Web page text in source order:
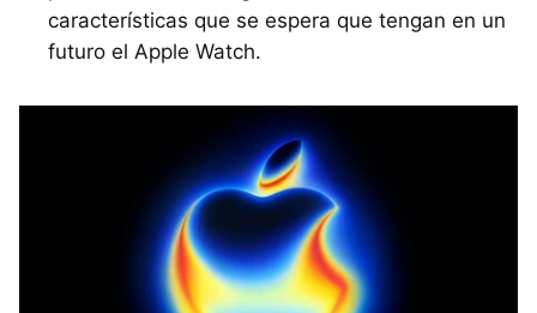
características que se espera que tengan en un
futuro el Apple Watch.